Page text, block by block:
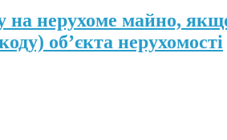
нерухоме майно,
об’єкта нерухомості